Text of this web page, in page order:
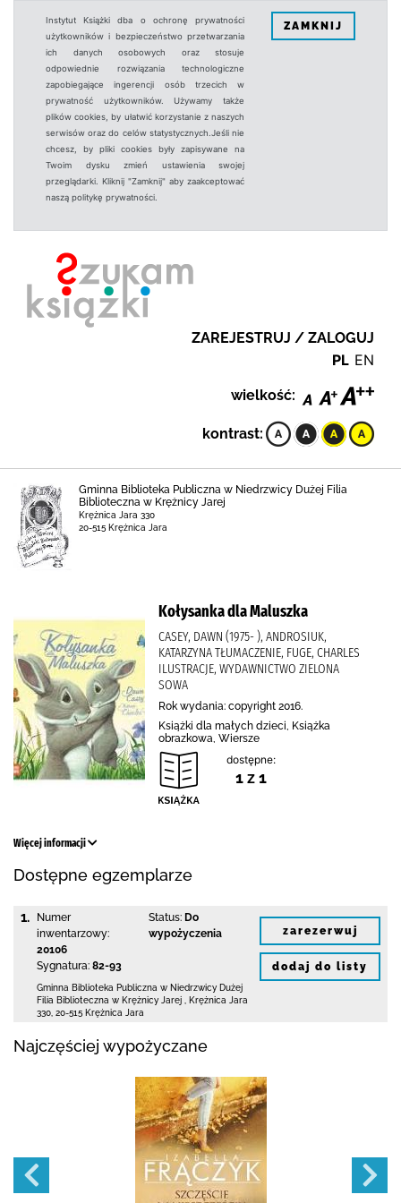
Instytut Książki dba o ochronę prywatności
użytkowników i bezpieczeństwo przetwarzania
ich danych osobowych oraz stosuje
odpowiednie rozwiązania technologiczne
zapobiegające ingerencji osób trzecich w
prywatność użytkowników. Używamy także
plików cookies, by ułatwić korzystanie z naszych
serwisów oraz do celów statystycznych.Jeśli nie
chcesz, by pliki cookies były zapisywane na
Twoim dysku zmień ustawienia swojej
przeglądarki. Kliknij "Zamknij" aby zaakceptować
naszą politykę prywatności.
ZAMKNIJ
ZAREJESTRUJ / ZALOGUJ
PL EN
wielkość:
kontrast:
Gminna Biblioteka Publiczna w Niedrzwicy Dużej Filia
Biblioteczna w Krężnicy Jarej
Krężnica Jara 330
20-515 Krężnica Jara
Kołysanka dla Maluszka
CASEY, DAWN (1975- ), ANDROSIUK,
KATARZYNA TŁUMACZENIE, FUGE, CHARLES
ILUSTRACJE, WYDAWNICTWO ZIELONA
SOWA
Rok wydania: copyright 2016.
Książki dla małych dzieci, Książka
obrazkowa, Wiersze
dostępne:
1 z 1
Więcej informacji
Dostępne egzemplarze
1.
Numer
inwentarzowy:
20106
Sygnatura: 82-93
Status: Do
wypożyczenia
Gminna Biblioteka Publiczna w Niedrzwicy Dużej
Filia Biblioteczna w Krężnicy Jarej
Krężnica Jara
330 20-515 Krężnica Jara
zarezerwuj
dodaj do listy
Najczęściej wypożyczane